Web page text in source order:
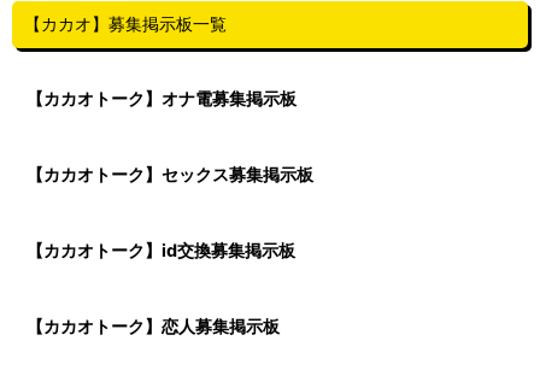
【カカオ】募集掲示板一覧
【カカオトーク】オナ電募集掲示板
【カカオトーク】セックス募集掲示板
【カカオトーク】id交換募集掲示板
【カカオトーク】恋人募集掲示板